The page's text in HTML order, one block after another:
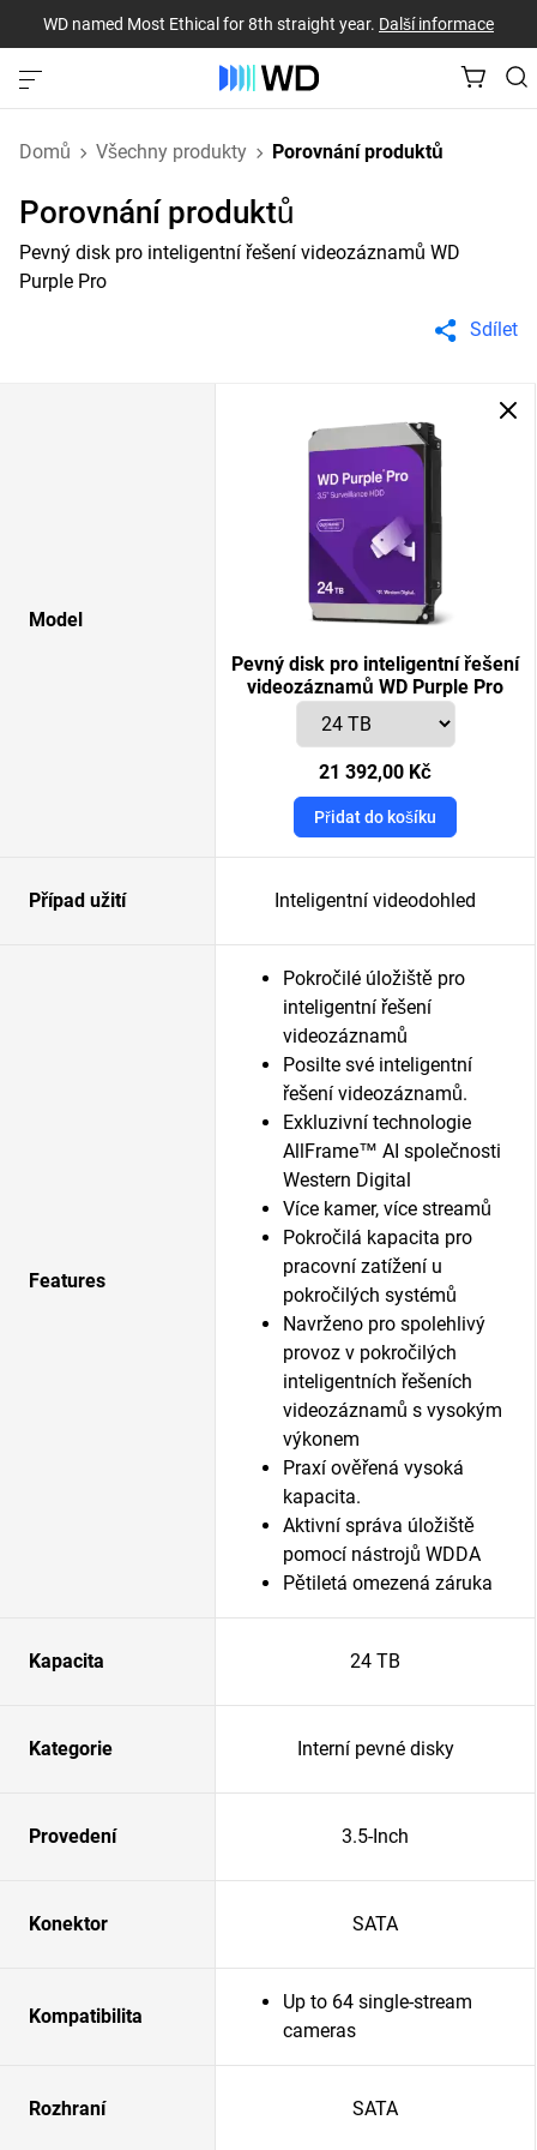
WD named Most Ethical for 8th straight year. Další informace
Domů Všechny produkty Porovnání produktů
Porovnání produktů
Pevný disk pro inteligentní řešení videozáznamů WD
Purple Pro
Sdílet
Model
Pevný disk pro inteligentní řešení
videozáznamů WD Purple Pro
21 392,00 Kč
Přidat do košíku
Případ užití Inteligentní videodohled
Features
Pokročilé úložiště pro
inteligentní řešení
videozáznamů
Posilte své inteligentní
řešení videozáznamů.
Exkluzivní technologie
AllFrame™ AI společnosti
Western Digital
Více kamer, více streamů
Pokročilá kapacita pro
pracovní zatížení u
pokročilých systémů
Navrženo pro spolehlivý
provoz v pokročilých
inteligentních řešeních
videozáznamů s vysokým
výkonem
Praxí ověřená vysoká
kapacita.
Aktivní správa úložiště
pomocí nástrojů WDDA
Pětiletá omezená záruka
Kapacita 24 TB
Kategorie Interní pevné disky
Provedení 3.5-Inch
Konektor SATA
Kompatibilita
Up to 64 single-stream
cameras
Rozhraní SATA